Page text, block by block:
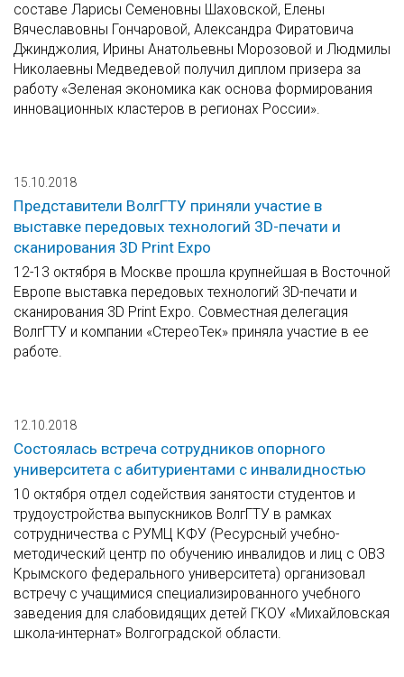
составе Ларисы Семеновны Шаховской, Елены
Вячеславовны Гончаровой, Александра Фиратовича
Джинджолия, Ирины Анатольевны Морозовой и Людмилы
Николаевны Медведевой получил диплом призера за
работу «Зеленая экономика как основа формирования
инновационных кластеров в регионах России».
15.10.2018
Представители ВолгГТУ приняли участие в
выставке передовых технологий 3D-печати и
сканирования 3D Print Expo
12-13 октября в Москве прошла крупнейшая в Восточной
Европе выставка передовых технологий 3D-печати и
сканирования 3D Print Expo. Совместная делегация
ВолгГТУ и компании «СтереоТек» приняла участие в ее
работе.
12.10.2018
Состоялась встреча сотрудников опорного
университета с абитуриентами с инвалидностью
10 октября отдел содействия занятости студентов и
трудоустройства выпускников ВолгГТУ в рамках
сотрудничества с РУМЦ КФУ (Ресурсный учебно-
методический центр по обучению инвалидов и лиц с ОВЗ
Крымского федерального университета) организовал
встречу с учащимися специализированного учебного
заведения для слабовидящих детей ГКОУ «Михайловская
школа-интернат» Волгоградской области.